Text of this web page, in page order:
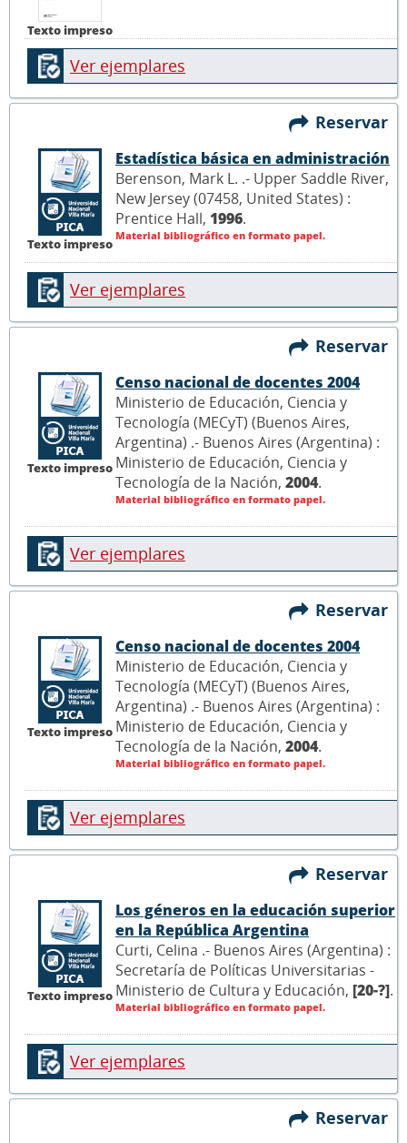
Texto impreso
Ver ejemplares
Reservar
Texto impreso
Estadística básica en administración
Berenson, Mark L. .- Upper Saddle River,
New Jersey (07458, United States) :
Prentice Hall, 1996.
Material bibliográfico en formato papel.
Ver ejemplares
Reservar
Texto impreso
Censo nacional de docentes 2004
Ministerio de Educación, Ciencia y
Tecnología (MECyT) (Buenos Aires,
Argentina) .- Buenos Aires (Argentina) :
Ministerio de Educación, Ciencia y
Tecnología de la Nación, 2004.
Material bibliográfico en formato papel.
Ver ejemplares
Reservar
Texto impreso
Censo nacional de docentes 2004
Ministerio de Educación, Ciencia y
Tecnología (MECyT) (Buenos Aires,
Argentina) .- Buenos Aires (Argentina) :
Ministerio de Educación, Ciencia y
Tecnología de la Nación, 2004.
Material bibliográfico en formato papel.
Ver ejemplares
Reservar
Texto impreso
Los géneros en la educación superior
en la República Argentina
Curti, Celina .- Buenos Aires (Argentina) :
Secretaría de Políticas Universitarias -
Ministerio de Cultura y Educación, [20-?].
Material bibliográfico en formato papel.
Ver ejemplares
Reservar